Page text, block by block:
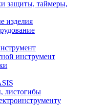
защиты, таймеры,
изделия
инструмент
листогибы